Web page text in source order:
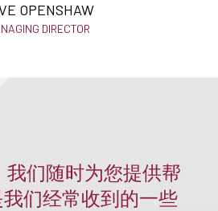
OPENSHAW
DIRECTOR
我们随时为您提供帮
们经常收到的一些